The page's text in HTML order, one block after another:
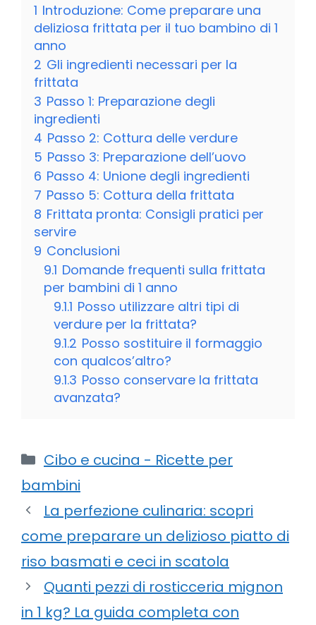
1 Introduzione: Come preparare una
deliziosa frittata per il tuo bambino di 1
anno
2 Gli ingredienti necessari per la
frittata
3 Passo 1: Preparazione degli
ingredienti
4 Passo 2: Cottura delle verdure
5 Passo 3: Preparazione dell’uovo
6 Passo 4: Unione degli ingredienti
7 Passo 5: Cottura della frittata
8 Frittata pronta: Consigli pratici per
servire
9 Conclusioni
9.1 Domande frequenti sulla frittata
per bambini di 1 anno
9.1.1 Posso utilizzare altri tipi di
verdure per la frittata?
9.1.2 Posso sostituire il formaggio
con qualcos’altro?
9.1.3 Posso conservare la frittata
avanzata?
Categorie
Cibo e cucina - Ricette per
bambini
La perfezione culinaria: scopri
come preparare un delizioso piatto di
riso basmati e ceci in scatola
Quanti pezzi di rosticceria mignon
in 1 kg? La guida completa con